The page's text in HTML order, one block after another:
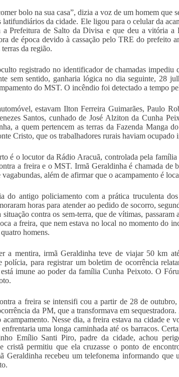
bolo na sua casa”, dizia a voz de um homem
latifundiários da cidade. Ele ligou para o celular da
a Prefeitura de Salto da Divisa e que deu a vitória
de época devido à cassação pelo TRE do prefeito
da região.
registrado no identificador de chamadas impediu
sem sentido, ganharia lógica no dia seguinte, 28
do MST. O incêndio foi detectado a tempo
estavam Ilton Ferreira Guimarães, Paulo
Santos, cunhado de José Alziton da Cunha
a quem pertencem as terras da Fazenda Manga
Cristo, que os trabalhadores rurais haviam ocupado
é o locutor da Rádio Aracuã, controlada pela
a freira e o MST. Irmã Geraldinha é chamada de
vagabundas, além de afirmar que o acampamento é
do antigo policiamento com a prática truculenta
horas para atender ao pedido de socorro,
situação contra os sem-terra, que de vítimas,
a freira, que nem estava no local no momento do
homens.
a mentira, irmã Geraldinha teve de viajar 50 km
polícia, para registrar um boletim de ocorrência
imune ao poder da família Cunha Peixoto. O
a freira se intensifi cou a partir de 28 de
da PM, que a transformava em
acampamento. Nesse dia, a freira estava na cidade e
enfrentaria uma longa caminhada até os barracos.
Emílio Santi Piro, padre da cidade, achou
cristã permitiu que ela cruzasse o ponto de
Geraldinha recebeu um telefonema informando que